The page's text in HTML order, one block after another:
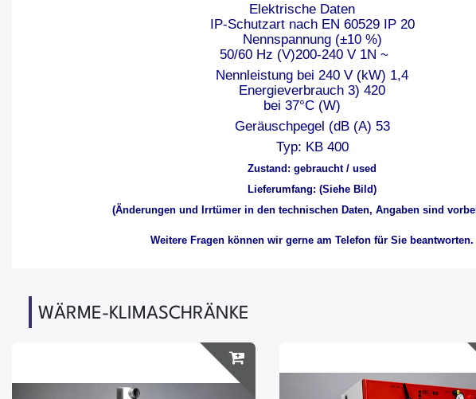
Elektrische Daten
IP-Schutzart nach EN 60529 IP 20
Nennspannung (±10 %)
50/60 Hz (V)200-240 V 1N ~
Nennleistung bei 240 V (kW) 1,4
Energieverbrauch 3) 420
bei 37°C (W)
Geräuschpegel (dB (A) 53
Typ: KB 400
Zustand: gebraucht / used
Lieferumfang: (Siehe Bild)
(Änderungen und Irrtümer in den technischen Daten, Angaben sind
Weitere Fragen können wir gerne am Telefon für Sie beantworten.
WÄRME-KLIMASCHRÄNKE